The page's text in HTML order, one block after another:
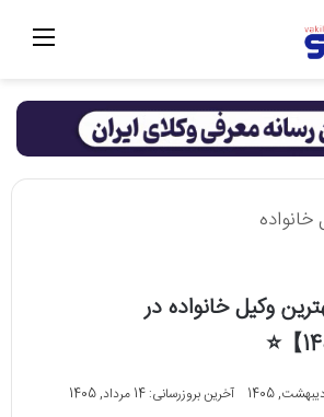
منو
خانواده
از بهترین وکیل خانواده در
آخرین بروزرسانی: 14 مرداد, 1405